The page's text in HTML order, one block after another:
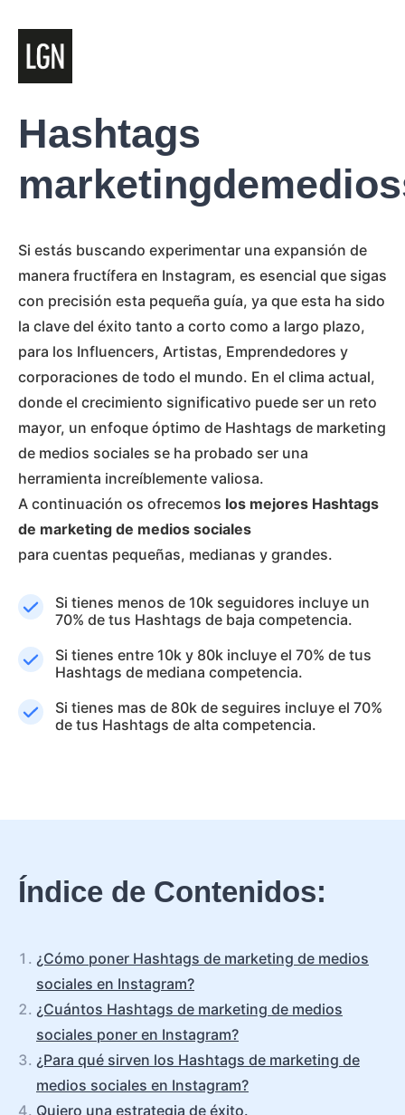
Hashtags
Si estás buscando experimentar una expansión de
manera fructífera en Instagram, es esencial que sigas
con precisión esta pequeña guía, ya que esta ha sido
la clave del éxito tanto a corto como a largo plazo,
para los Influencers, Artistas, Emprendedores y
corporaciones de todo el mundo. En el clima actual,
donde el crecimiento significativo puede ser un reto
mayor, un enfoque óptimo de Hashtags de marketing
de medios sociales se ha probado ser una
herramienta increíblemente valiosa.
A continuación os ofrecemos los mejores Hashtags
de marketing de medios sociales
para cuentas pequeñas, medianas y grandes.
Si tienes menos de 10k seguidores incluye un
70% de tus Hashtags de baja competencia.
Si tienes entre 10k y 80k incluye el 70% de tus
Hashtags de mediana competencia.
Si tienes mas de 80k de seguires incluye el 70%
de tus Hashtags de alta competencia.
Índice de Contenidos:
¿Cómo poner Hashtags de marketing de medios
sociales en Instagram?
¿Cuántos Hashtags de marketing de medios
sociales poner en Instagram?
¿Para qué sirven los Hashtags de marketing de
medios sociales en Instagram?
Quiero una estrategia de éxito.